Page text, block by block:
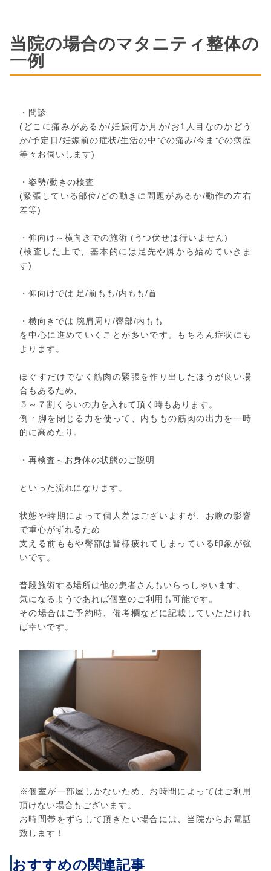
当院の場合のマタニティ整体の
一例
・問診
(どこに痛みがあるか/妊娠何か月か/お1人目なのかどう
か/予定日/妊娠前の症状/生活の中での痛み/今までの病歴
等々お伺いします)
・姿勢/動きの検査
(緊張している部位/どの動きに問題があるか/動作の左右
差等)
・仰向け～横向きでの施術 (うつ伏せは行いません)
(検査した上で、基本的には足先や脚から始めていきま
す)
・仰向けでは 足/前もも/内もも/首
・横向きでは 腕肩周り/臀部/内もも
を中心に進めていくことが多いです。もちろん症状にも
よります。
ほぐすだけでなく筋肉の緊張を作り出したほうが良い場
合もあるため、
５～７割くらいの力を入れて頂く時もあります。
例 : 脚を閉じる力を使って、内ももの筋肉の出力を一時
的に高めたり。
・再検査～お身体の状態のご説明
といった流れになります。
状態や時期によって個人差はございますが、お腹の影響
で重心がずれるため
支える前ももや臀部は皆様疲れてしまっている印象が強
いです。
普段施術する場所は他の患者さんもいらっしゃいます。
気になるようであれば個室のご利用も可能です。
その場合はご予約時、備考欄などに記載していただけれ
ば幸いです。
※個室が一部屋しかないため、お時間によってはご利用
頂けない場合もございます。
お時間帯をずらして頂きたい場合には、当院からお電話
致します！
おすすめの関連記事